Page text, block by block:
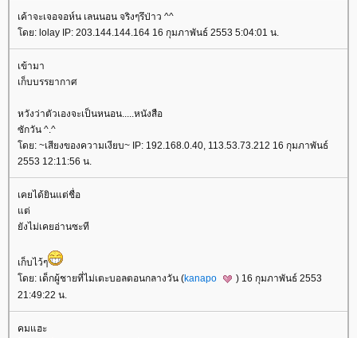
เค้าจะเจอจอห์น เลนนอน จริงๆรึป่าว ^^
ดย: lolay IP: 203.144.144.164 16 กุมภาพันธ์ 2553 5:04:01 น.
เข้ามา
เก็บบรรยากาศ
หวังว่าตัวเองจะเป็นหนอน.....หนังสือ
ซักวัน ^.^
ดย: ~เสียงของความเงียบ~ IP: 192.168.0.40, 113.53.73.212 16 กุมภาพันธ์
2553 12:11:56 น.
เคยได้ยินแต่ชื่อ
ต่
ังไม่เคยอ่านซะที
เก็บไว้ๆ
ดย: เด็กผู้ชายที่ไม่เตะบอลตอนกลางวัน (kanapo
) 16 กุมภาพันธ์ 2553
21:49:22 น.
คมแฮะ